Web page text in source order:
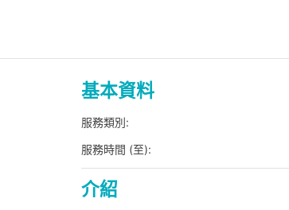
基本資料
服務類別:
服務時間 (至):
介紹